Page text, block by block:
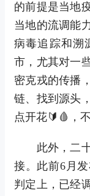
的前提是当地
当地的流调能
病毒追踪和溯
市，尤其对一
密克戎的传播
链、找到源头
点开花🔰🩸，
此外，二十
接。此前6月
判定上，已经